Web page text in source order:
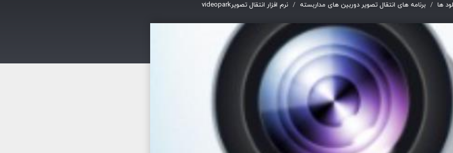
ها برنامه های انتقال تصویر دوربین های مداربسته نرم افزار انتقال تصویرvideopark